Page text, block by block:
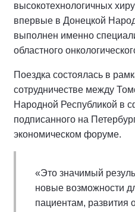
высокотехнологичных
впервые в Донецкой
выполнен именно
областного
Поездка состоялась в
сотрудничестве между
Народной Республикой в
подписанного на
экономическом форуме.
«Это значимый
новые возможности
пациентам, развития